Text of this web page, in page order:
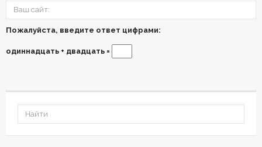
Пожалуйста, введите ответ цифрами:
одиннадцать + двадцать =